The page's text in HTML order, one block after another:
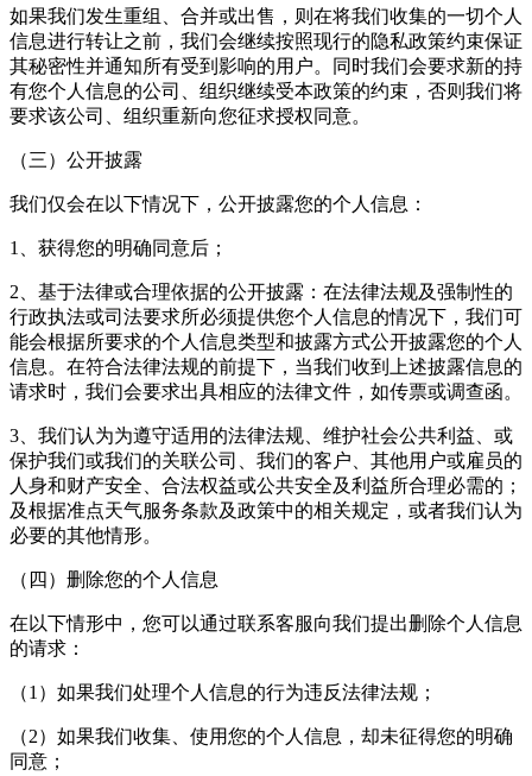
如果我们发生重组、合并或出售，则在将我们收集的一切个人
信息进行转让之前，我们会继续按照现行的隐私政策约束保证
其秘密性并通知所有受到影响的用户。同时我们会要求新的持
有您个人信息的公司、组织继续受本政策的约束，否则我们将
要求该公司、组织重新向您征求授权同意。
（三）公开披露
我们仅会在以下情况下，公开披露您的个人信息：
1、获得您的明确同意后；
2、基于法律或合理依据的公开披露：在法律法规及强制性的
行政执法或司法要求所必须提供您个人信息的情况下，我们可
能会根据所要求的个人信息类型和披露方式公开披露您的个人
信息。在符合法律法规的前提下，当我们收到上述披露信息的
请求时，我们会要求出具相应的法律文件，如传票或调查函。
3、我们认为为遵守适用的法律法规、维护社会公共利益、或
保护我们或我们的关联公司、我们的客户、其他用户或雇员的
人身和财产安全、合法权益或公共安全及利益所合理必需的；
及根据准点天气服务条款及政策中的相关规定，或者我们认为
必要的其他情形。
（四）删除您的个人信息
在以下情形中，您可以通过联系客服向我们提出删除个人信息
的请求：
（1）如果我们处理个人信息的行为违反法律法规；
（2）如果我们收集、使用您的个人信息，却未征得您的明确
同意；